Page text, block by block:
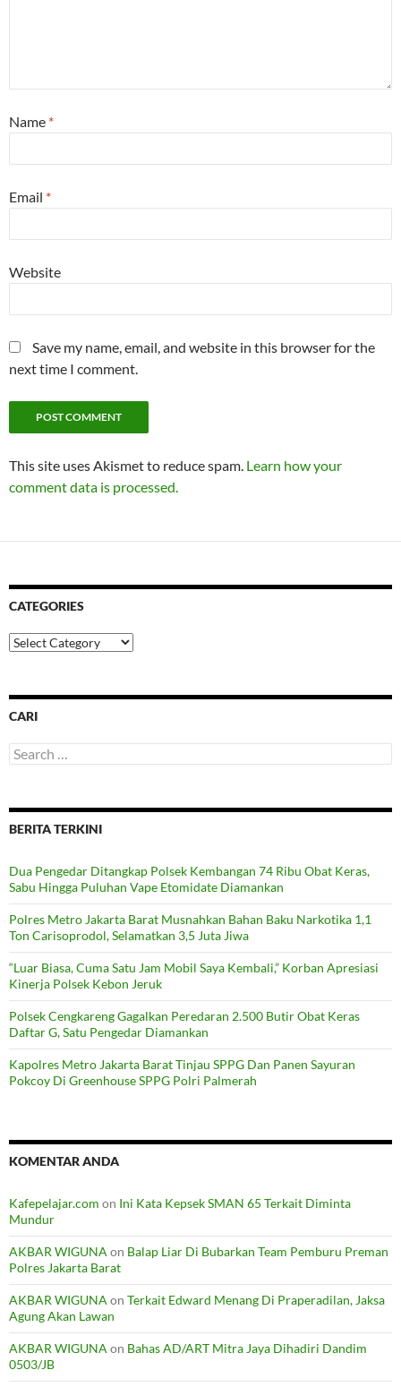
Name *
Email *
Website
Save my name, email, and website in this browser for the
next time I comment.
This site uses Akismet to reduce spam. Learn how your
comment data is processed.
CATEGORIES
Categories
CARI
Search
for:
BERITA TERKINI
Dua Pengedar Ditangkap Polsek Kembangan 74 Ribu Obat Keras,
Sabu Hingga Puluhan Vape Etomidate Diamankan
Polres Metro Jakarta Barat Musnahkan Bahan Baku Narkotika 1,1
Ton Carisoprodol, Selamatkan 3,5 Juta Jiwa
“Luar Biasa, Cuma Satu Jam Mobil Saya Kembali,” Korban Apresiasi
Kinerja Polsek Kebon Jeruk
Polsek Cengkareng Gagalkan Peredaran 2.500 Butir Obat Keras
Daftar G, Satu Pengedar Diamankan
Kapolres Metro Jakarta Barat Tinjau SPPG Dan Panen Sayuran
Pokcoy Di Greenhouse SPPG Polri Palmerah
KOMENTAR ANDA
Kafepelajar.com on Ini Kata Kepsek SMAN 65 Terkait Diminta
Mundur
AKBAR WIGUNA on Balap Liar Di Bubarkan Team Pemburu Preman
Polres Jakarta Barat
AKBAR WIGUNA on Terkait Edward Menang Di Praperadilan, Jaksa
Agung Akan Lawan
AKBAR WIGUNA on Bahas AD/ART Mitra Jaya Dihadiri Dandim
0503/JB